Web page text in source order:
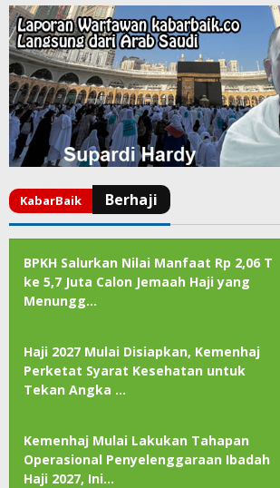
BPKH Salurkan Nilai Manfaat Rp 2,06 T
ke 5,7 Juta Calon Jemaah Haji yang
Menungg…
Haji 2027 Mulai Disiapkan, Kemenhaj
Perketat Syarat Kesehatan untuk
Tekan Angka …
Kemenhaj Mulai Lakukan Tahapan
Operasional Penyelenggaraan Ibadah
Haji 2027, Ini…